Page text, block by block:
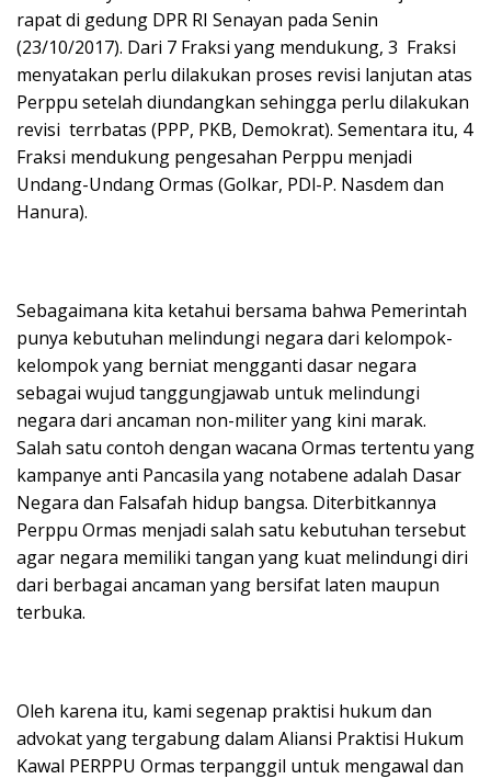
rapat di gedung DPR RI Senayan pada Senin
(23/10/2017). Dari 7 Fraksi yang mendukung, 3 Fraksi
menyatakan perlu dilakukan proses revisi lanjutan atas
Perppu setelah diundangkan sehingga perlu dilakukan
revisi terrbatas (PPP, PKB, Demokrat). Sementara itu, 4
Fraksi mendukung pengesahan Perppu menjadi
Undang-Undang Ormas (Golkar, PDl-P. Nasdem dan
Hanura).
Sebagaimana kita ketahui bersama bahwa Pemerintah
punya kebutuhan melindungi negara dari kelompok-
kelompok yang berniat mengganti dasar negara
sebagai wujud tanggungjawab untuk melindungi
negara dari ancaman non-militer yang kini marak.
Salah satu contoh dengan wacana Ormas tertentu yang
kampanye anti Pancasila yang notabene adalah Dasar
Negara dan Falsafah hidup bangsa. Diterbitkannya
Perppu Ormas menjadi salah satu kebutuhan tersebut
agar negara memiliki tangan yang kuat melindungi diri
dari berbagai ancaman yang bersifat laten maupun
terbuka.
Oleh karena itu, kami segenap praktisi hukum dan
advokat yang tergabung dalam Aliansi Praktisi Hukum
Kawal PERPPU Ormas terpanggil untuk mengawal dan